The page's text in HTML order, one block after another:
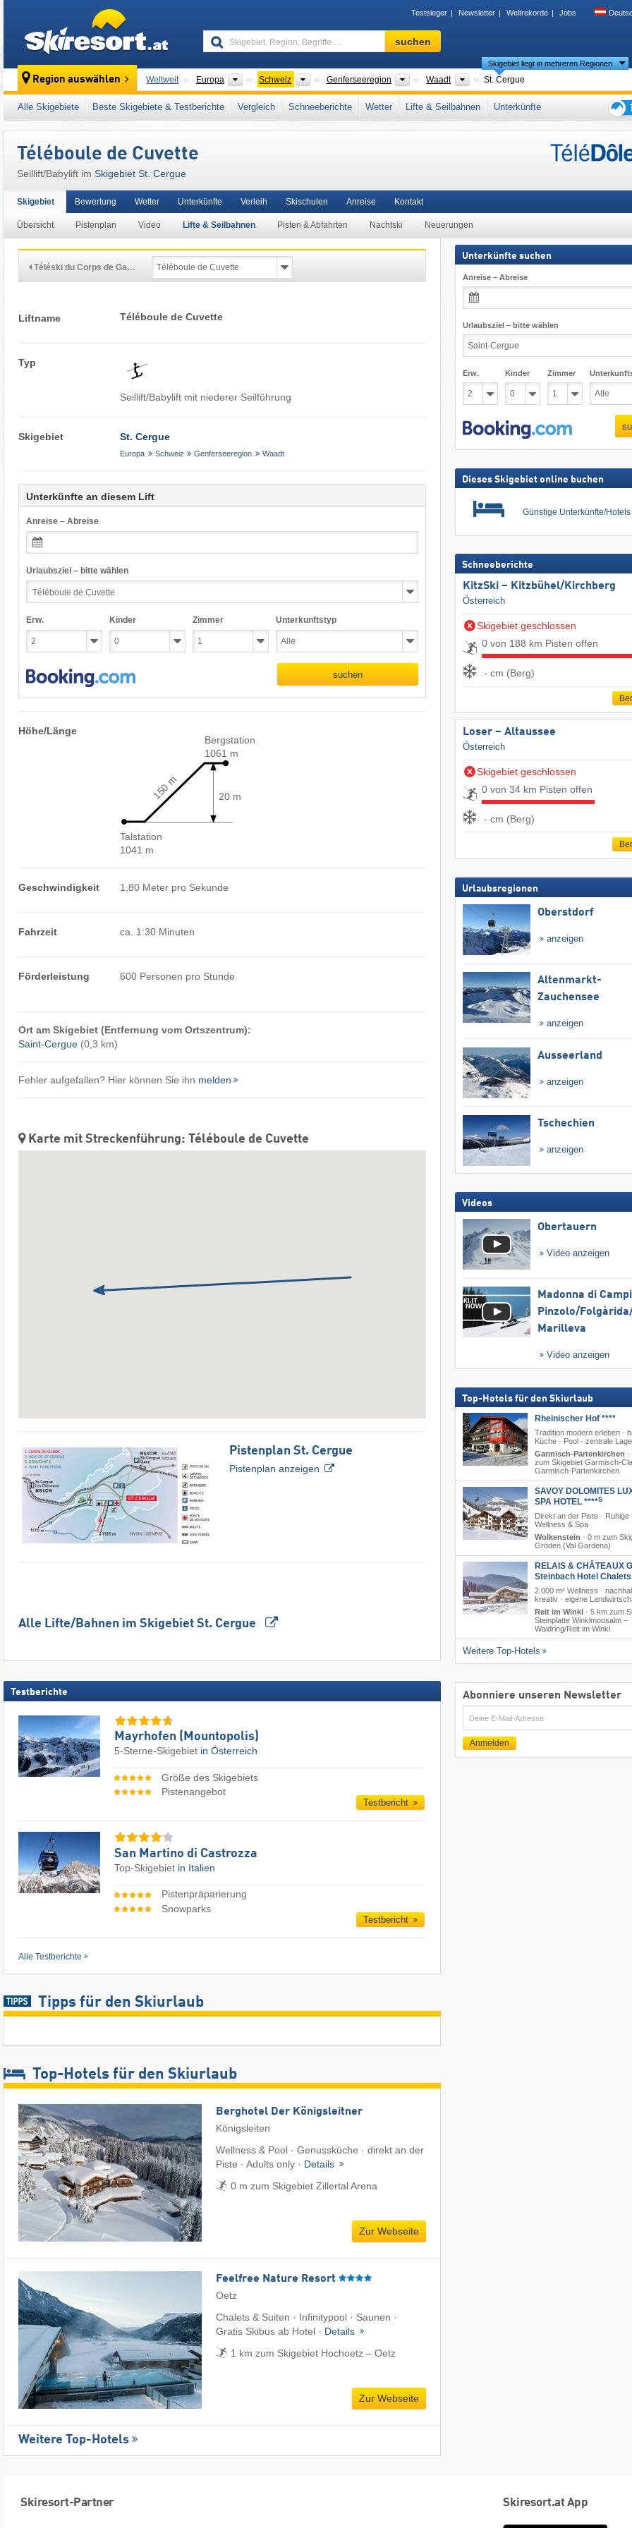
Testsieger Newsletter Weltrekorde Jobs
Skigebiet,
Region,
…
suchen
Region auswählen Weltweit Europa Kontinente
Schweiz LänderGenferseeregion Großregionen
Waadt Kantone
Skigebiet liegt in mehreren Regionen
St. Cergue
Dieses Skigebiet liegt auch in: Genferseegebiet Schweizer Jura Jura (Gebirge) Französische Schweiz (Romandie) Magic
Mitteleuropa
Alle Skigebiete Beste Skigebiete & Testberichte Vergleich Schneeberichte Wetter Lifte & Seilbahnen
Unterkünfte
den
Téléboule de Cuvette
Seillift/Babylift im Skigebiet St. Cergue
Skigebiet
Übersicht Pistenplan Video Lifte & Seilbahnen Pisten & Abfahrten Nachtski Neuerungen
Bewertung Wetter Unterkünfte Verleih Skischulen Anreise Kontakt
Téléski du Corps de Ga…
Liftname Téléboule de Cuvette
Typ
Seillift/Babylift mit niederer Seilführung
Skigebiet St. Cergue
Europa Schweiz Genferseeregion Waadt
Unterkünfte an diesem Lift
Anreise – Abreise
Urlaubsziel – bitte wählen
Erw. Kinder Zimmer Unterkunftstyp
suchen
Höhe/Länge
Talstation
1041 m
Bergstation
1061 m
20 m
150 m
Geschwindigkeit 1,80 Meter pro Sekunde
Fahrzeit ca. 1:30 Minuten
Förderleistung 600 Personen pro Stunde
Ort am Skigebiet (Entfernung vom Ortszentrum):
Saint-Cergue(0,3 km)
Fehler aufgefallen? Hier können Sie ihn melden
Karte mit Streckenführung: Téléboule de Cuvette
Pistenplan St. Cergue
Pistenplan anzeigen
Alle Lifte/Bahnen im Skigebiet St. Cergue
Testberichte
Mayrhofen (Mountopolis)
5-Sterne-Skigebiet in Österreich
Größe des Skigebiets
Pistenangebot
Testbericht
San Martino di Castrozza
Top-Skigebiet in Italien
Pistenpräparierung
Snowparks
Testbericht
Alle Testberichte
Tipps für den Skiurlaub
Top-Hotels für den Skiurlaub
Berghotel Der Königsleitner
Königsleiten
Wellness & Pool · Genussküche · direkt an der
Piste · Adults only · Details
0 m zum Skigebiet Zillertal Arena
Zur Webseite
Feelfree Nature Resort
Oetz
Chalets & Suiten · Infinitypool · Saunen ·
Gratis Skibus ab Hotel · Details
1 km zum Skigebiet Hochoetz – Oetz
Zur Webseite
Weitere Top-Hotels
Unterkünfte suchen
Anreise – Abreise
Urlaubsziel – bitte wählen
Erw. Kinder Zimmer
Dieses Skigebiet online buchen
Günstige Unterkünfte/Hotels
Schneeberichte
KitzSki – Kitzbühel/​Kirchberg
Österreich
Skigebiet geschlossen
0 von 188 km Pisten offen
- cm (Berg)
Loser – Altaussee
Österreich
Skigebiet geschlossen
0 von 34 km Pisten offen
- cm (Berg)
Urlaubsregionen
Oberstdorf
anzeigen
Altenmarkt-
Zauchensee
anzeigen
Ausseerland
anzeigen
Tschechien
anzeigen
Videos
Obertauern
Video anzeigen
Madonna di
Pinzolo/​
Marilleva
Video anzeigen
Top-Hotels für den Skiurlaub
Rheinischer Hof ****
Tradition modern erleben ·
Küche · Pool · zentrale Lage
Garmisch-Partenkirchen ·
zum Skigebiet Garmisch-
Garmisch-Partenkirchen
SAVOY DOLOMITES
SPA HOTEL ****S
Direkt an der Piste · Ruhige
Wellness & Spa
Wolkenstein · 0 m zum
Gröden (Val Gardena)
RELAIS & CHÂTEAUX
Steinbach Hotel Chalets
2.000 m² Wellness ·
kreativ · eigene
Reit im Winkl · 5 km zum
Steinplatte Winklmoosalm –
Waidring/​Reit im Winkl
Weitere Top-Hotels
Abonniere unseren Newsletter
E-
Mail
Anmelden
Skiresort-Partner Skiresort.at App